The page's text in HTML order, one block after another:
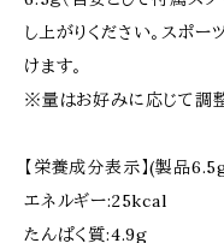
し上がりください。スポー
けます。
※量はお好みに応じて調
【栄養成分表示】(製品
エネルギー:25kcal
たんぱく質:4.9g